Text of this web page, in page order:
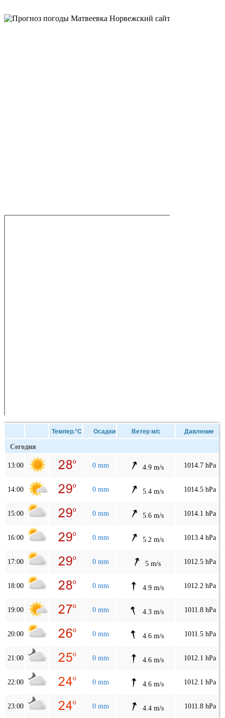
Темпер.°C Осадки Ветер м/с Давление
Сегодня
13:00 0 mm 4.9 m/s 1014.7 hPa
14:00 0 mm 5.4 m/s 1014.5 hPa
15:00 0 mm 5.6 m/s 1014.1 hPa
16:00 0 mm 5.2 m/s 1013.4 hPa
17:00 0 mm 5 m/s 1012.5 hPa
18:00 0 mm 4.9 m/s 1012.2 hPa
19:00 0 mm 4.3 m/s 1011.8 hPa
20:00 0 mm 4.6 m/s 1011.5 hPa
21:00 0 mm 4.6 m/s 1012.1 hPa
22:00 0 mm 4.6 m/s 1012.1 hPa
23:00 0 mm 4.4 m/s 1011.8 hPa